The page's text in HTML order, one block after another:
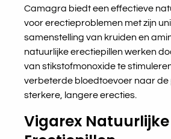
Camagra biedt een effectieve
voor erectieproblemen met zijn
samenstelling van kruiden en
natuurlijke erectiepillen werken
van stikstofmonoxide te
verbeterde bloedtoevoer naar de
sterkere, langere erecties.
Vigarex Natuurlijke